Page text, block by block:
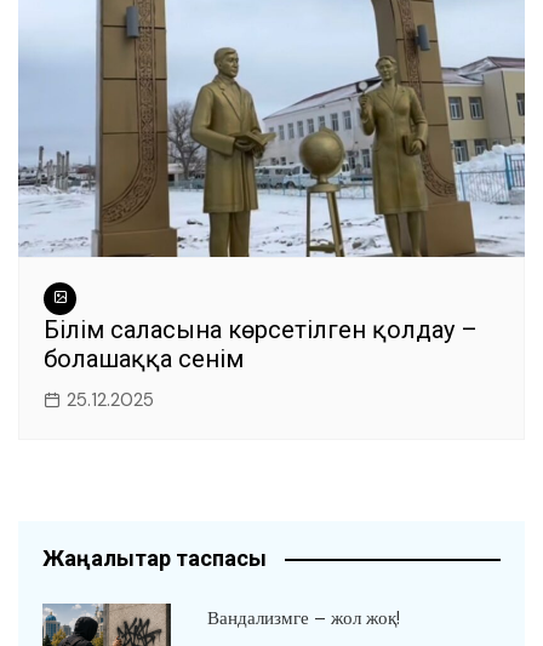
Білім саласына көрсетілген қолдау –
болашаққа сенім
25.12.2025
Жаңалықтар таспасы
Вандализмге – жол жоқ!